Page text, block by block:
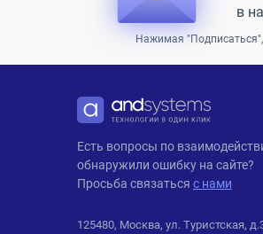
в
Нажимая
ANDPRO
Есть вопросы по
обнаружили ошибку на сайте?
Просьба связаться с нами
125480, Москва, ул. Туристская,